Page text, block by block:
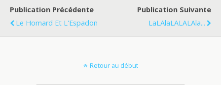
Publication Précédente
Le Homard Et L'Espadon
Publication Suivante
LaLAlaLALALAla...
Retour au début